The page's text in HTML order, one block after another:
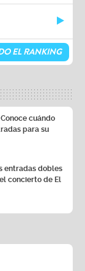
EL RANKING
cuándo
para su
entradas dobles
concierto de El